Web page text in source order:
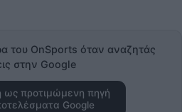
του OnSports όταν αναζητάς
στην Google
ως προτιμώμενη πηγή
Google